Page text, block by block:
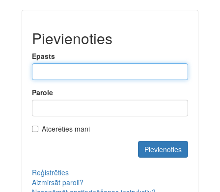
Pievienoties
Epasts
Parole
Atcerēties mani
Reģistrēties
Aizmirsāt paroli?